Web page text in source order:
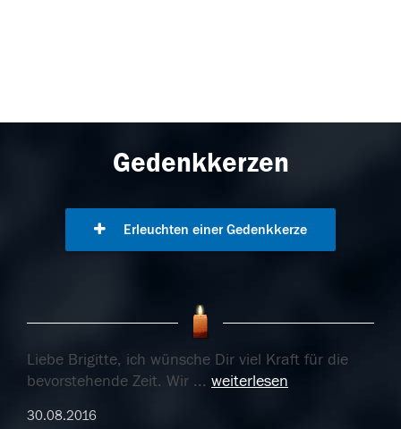
Gedenkkerzen
Erleuchten einer Gedenkkerze
Liebe Brigitte, ich wünsche Dir viel Kraft für die
bevorstehende Zeit. Wir ... weiterlesen
30.08.2016